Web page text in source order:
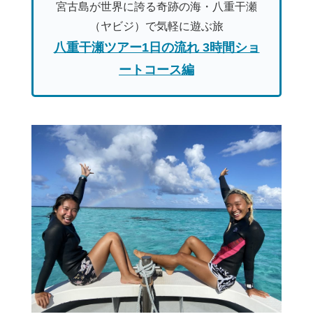
宮古島が世界に誇る奇跡の海・八重干瀬
（ヤビジ）で気軽に遊ぶ旅
八重干瀬ツアー1日の流れ 3時間ショ
ートコース編